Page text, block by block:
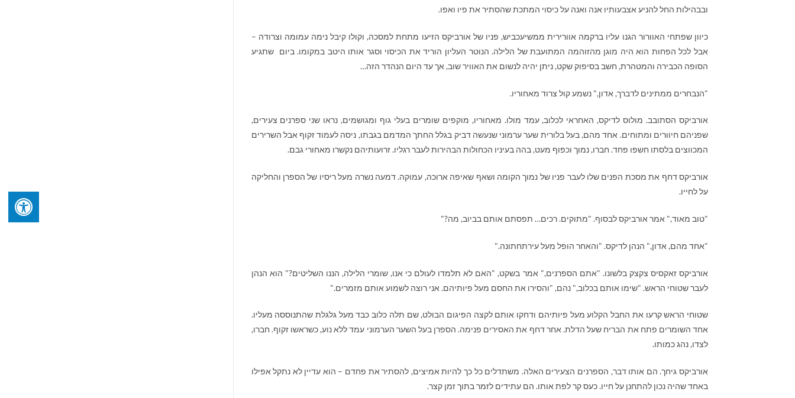
ובבהילות החל להניע אצבעותיו אנה ואנה על כיסוי המתכת שהסתיר את פיו ואפו.
כיוון שפתחי האוורור הגנו עליו ברקמה אוורירית ממשיעכביש, פניו של אורביקס הזיעו מתחת למסכה, וקולו קיבל נימה עמומה וצרודה –
אבל לכל הפחות הוא היה מוגן מהזוהמה המתועבת של הלילה. הנוטר העליון הוריד את הכיסוי וסגר אותו היטב במקומו. ביום שתגיע
הסופה הכבירה והמטהרת, חשב בסיפוק שקט, ניתן יהיה לנשום את האוויר שוב, אך עד היום הנהדר הזה…
"הנבחרים ממתינים לדברך, אדון," נשמע קול צרוד מאחוריו.
אורביקס הסתובב. מולוס לדיקס, האחראי לכלוב, עמד מולו. מאחוריו, מוקפים שומרים בעלי גוף ומגושמים, נראו שני ספרנים צעירים,
שפניהם חיוורים ומתוחים. אחד מהם, בעל בלורית שער ערמוני שנעשה דביק בגלל החתך המדמם בגבתו, ניסה לעמוד זקוף אבל השרירים
המכווצים בלסתו חשפו פחד. חברו, נמוך וכפוף מעט, בהה בעיניו הכחולות הבהירות לעבר רגליו. זרועותיהם נקשרו מאחורי גבם.
אורביקס דחף את מסכת הפנים שלו לעבר פניו של נמוך הקומה ושאף שאיפה ארוכה, עמוקה. דמעה נשרה מעל ריסיו של הספרן והחליקה
על לחייו.
"טוב מאוד," אמר אורביקס לבסוף. "מתוקים. רכים… תפסתם אותם בביוב, מה?"
"אחד מהם, אדון," הנהן לדיקס. "והאחר הופל מעל עירתחתונה."
אורביקס זאקסיס צקצק בלשונו. "אתם הספרנים," אמר בשקט, "האם לא תלמדו לעולם כי אנו, שומרי הלילה, הננו השליטים?" הוא הנהן
לעבר שטוחי הראש. "שימו אותם בכלוב," נהם, "והסירו את החסם מעל פיותיהם. אני רוצה לשמוע אותם מזמרים."
שטוחי הראש קרעו את החבל הקלוע מעל פיותיהם ודחקו אותם לקצה הפיגום הבולט, שם תלה כלוב כבד מעל גלגלת שהתנוססה מעליו.
אחד השומרים פתח את הבריח שעל הדלת. אחר דחף את האסירים פנימה. הספרן בעל השער הערמוני עמד ללא נוע, כשראשו זקוף. חברו,
לצדו, נהג כמותו.
אורביקס גיחך. הם אותו דבר, הספרנים הצעירים האלה. משתדלים כל כך להיות אמיצים, להסתיר את פחדם – הוא עדיין לא נתקל אפילו
באחד שהיה נכון להתחנן על חייו. כעס קר לפת אותו. הם עתידים לזמר בתוך זמן קצר.